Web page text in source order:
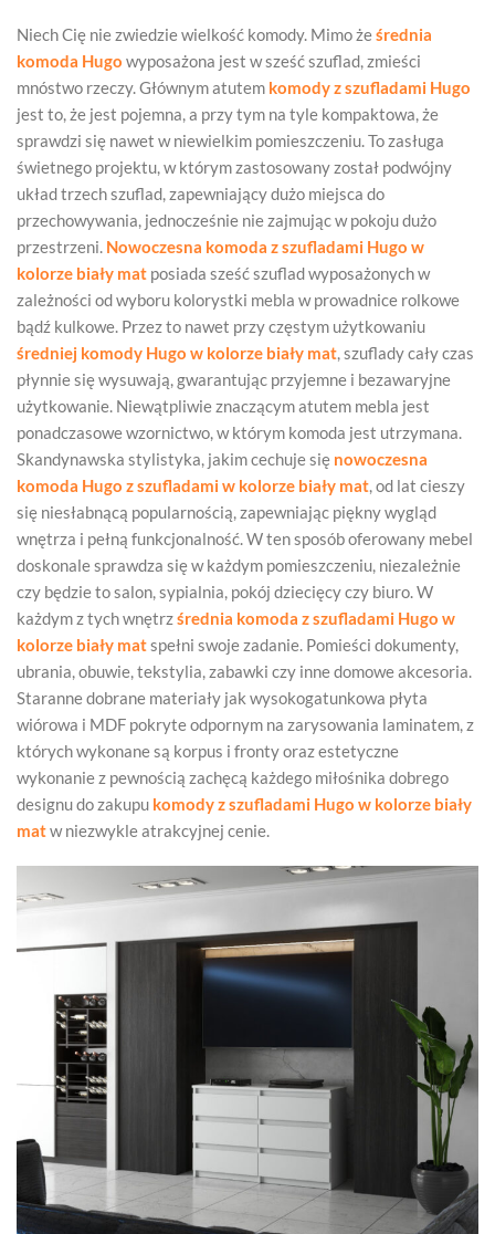
Niech Cię nie zwiedzie wielkość komody. Mimo żeśrednia
komoda Hugo wyposażona jest w sześć szuflad, zmieści
mnóstwo rzeczy. Głównym atutem komody z szufladami Hugo
jest to, że jest pojemna, a przy tym na tyle kompaktowa, że
sprawdzi się nawet w niewielkim pomieszczeniu. To zasługa
świetnego projektu, w którym zastosowany został podwójny
układ trzech szuflad, zapewniający dużo miejsca do
przechowywania, jednocześnie nie zajmując w pokoju dużo
przestrzeni. Nowoczesna komoda z szufladami Hugo w
kolorze biały mat posiada sześć szuflad wyposażonych w
zależności od wyboru kolorystki mebla w prowadnice rolkowe
bądź kulkowe. Przez to nawet przy częstym użytkowaniu
średniej komody Hugo w kolorze biały mat, szuflady cały czas
płynnie się wysuwają, gwarantując przyjemne i bezawaryjne
użytkowanie. Niewątpliwie znaczącym atutem mebla jest
ponadczasowe wzornictwo, w którym komoda jest utrzymana.
Skandynawska stylistyka, jakim cechuje się nowoczesna
komoda Hugo z szufladami w kolorze biały mat, od lat cieszy
się niesłabnącą popularnością, zapewniając piękny wygląd
wnętrza i pełną funkcjonalność. W ten sposób oferowany mebel
doskonale sprawdza się w każdym pomieszczeniu, niezależnie
czy będzie to salon, sypialnia, pokój dziecięcy czy biuro. W
każdym z tych wnętrzśrednia komoda z szufladami Hugo w
kolorze biały matspełni swoje zadanie. Pomieści dokumenty,
ubrania, obuwie, tekstylia, zabawki czy inne domowe akcesoria.
Staranne dobrane materiały jak wysokogatunkowa płyta
wiórowa i MDF pokryte odpornym na zarysowania laminatem, z
których wykonane są korpus i fronty oraz estetyczne
wykonanie z pewnością zachęcą każdego miłośnika dobrego
designu do zakupu komody z szufladami Hugo w kolorze biały
matw niezwykle atrakcyjnej cenie.